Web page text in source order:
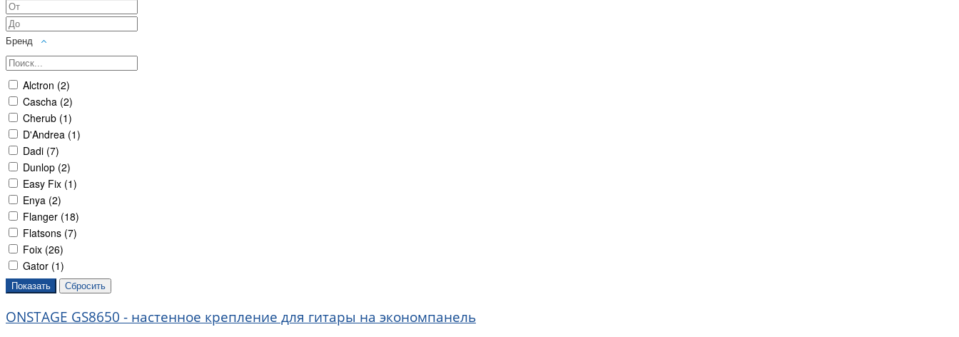
Бренд
Alctron (2)
Cascha (2)
Cherub (1)
D'Andrea (1)
Dadi (7)
Dunlop (2)
Easy Fix (1)
Enya (2)
Flanger (18)
Flatsons (7)
Foix (26)
Gator (1)
Guider (1)
Guitto ( 19)
Hampi (1)
ONSTAGE GS8650 - настенное крепление для гитары на экономпанель